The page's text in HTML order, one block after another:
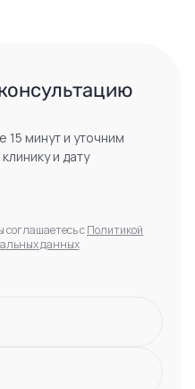
минут и уточним
и дату
соглашаетесь сПолитикой
данных